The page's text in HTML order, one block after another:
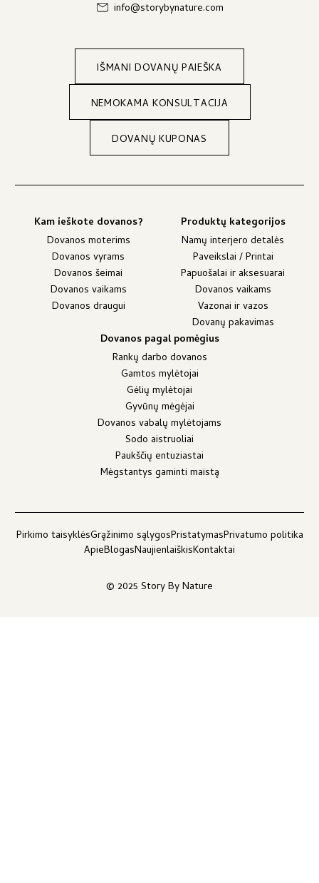
info@storybynature.com
IŠMANI DOVANŲ PAIEŠKA
NEMOKAMA KONSULTACIJA
DOVANŲ KUPONAS
Kam ieškote dovanos?
Dovanos moterims
Dovanos vyrams
Dovanos šeimai
Dovanos vaikams
Dovanos draugui
Produktų kategorijos
Namų interjero detalės
Paveikslai / Printai
Papuošalai ir aksesuarai
Dovanos vaikams
Vazonai ir vazos
Dovanų pakavimas
Dovanos pagal pomėgius
Rankų darbo dovanos
Gamtos mylėtojai
Gėlių mylėtojai
Gyvūnų mėgėjai
Dovanos vabalų mylėtojams
Sodo aistruoliai
Paukščių entuziastai
Mėgstantys gaminti maistą
© 2025 Story By Nature
Pirkimo taisyklėsGrąžinimo sąlygosPristatymasPrivatumo politika
ApieBlogasNaujienlaiškisKontaktai